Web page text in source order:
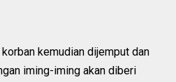
kemudian dijemput dan
iming-iming akan diberi